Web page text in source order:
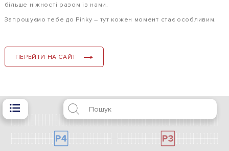
більше ніжності разом із нами.
Запрошуємо тебе до Pinky – тут кожен момент стає особливим.
ПЕРЕЙТИ НА САЙТ